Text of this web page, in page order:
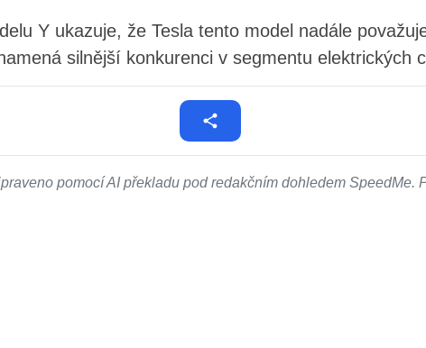
Y ukazuje, že Tesla tento model nadále
silnější konkurenci v segmentu elektrických
pomocí AI překladu pod redakčním dohledem SpeedMe.